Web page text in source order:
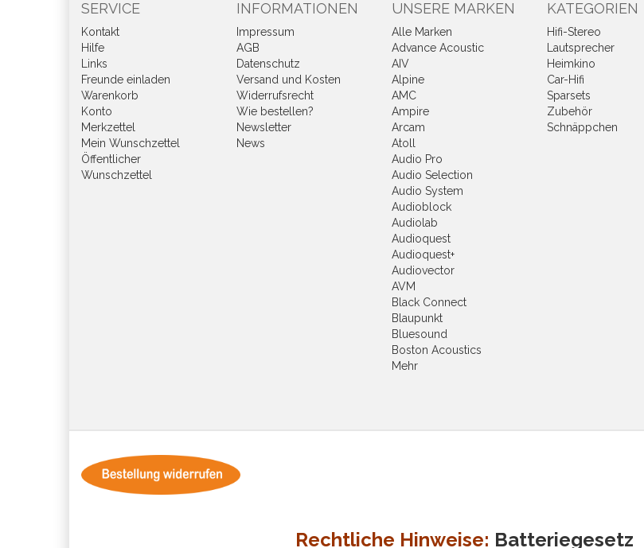
SERVICE
Kontakt
Hilfe
Links
Freunde einladen
Warenkorb
Konto
Merkzettel
Mein Wunschzettel
Öffentlicher
Wunschzettel
INFORMATIONEN
Impressum
AGB
Datenschutz
Versand und Kosten
Widerrufsrecht
Wie bestellen?
Newsletter
News
UNSERE MARKEN
Alle Marken
Advance Acoustic
AIV
Alpine
AMC
Ampire
Arcam
Atoll
Audio Pro
Audio Selection
Audio System
Audioblock
Audiolab
Audioquest
Audioquest+
Audiovector
AVM
Black Connect
Blaupunkt
Bluesound
Boston Acoustics
Mehr
KATEGORIEN
Hifi-Stereo
Lautsprecher
Heimkino
Car-Hifi
Sparsets
Zubehör
Schnäppchen
Rechtliche Hinweise: Batteriegesetz